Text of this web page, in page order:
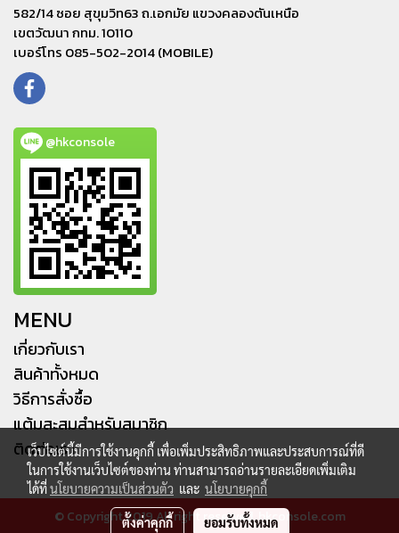
582/14 ซอย สุขุมวิท63 ถ.เอกมัย แขวงคลองตันเหนือ
เขตวัฒนา กทม. 10110
เบอร์โทร 085-502-2014 (MOBILE)
@hkconsole
MENU
เกี่ยวกับเรา
สินค้าทั้งหมด
วิธีการสั่งซื้อ
แต้มสะสมสำหรับสมาชิก
ติดต่อเรา
© Copyright 2019 All right reserved. hkconsole.com
เว็บไซต์นี้มีการใช้งานคุกกี้ เพื่อเพิ่มประสิทธิภาพและประสบการณ์ที่ดี
ในการใช้งานเว็บไซต์ของท่าน ท่านสามารถอ่านรายละเอียดเพิ่มเติม
ได้ที่นโยบายความเป็นส่วนตัว และ นโยบายคุกกี้
ตั้งค่าคุกกี้ ยอมรับทั้งหมด